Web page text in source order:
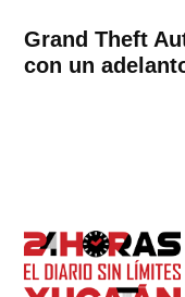
Grand Theft
con un